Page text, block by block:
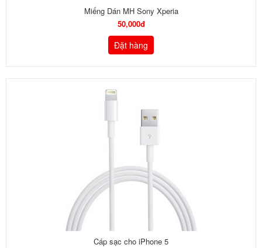
Miếng Dán MH Sony Xperia
50,000đ
Đặt hàng
Cáp sạc cho iPhone 5